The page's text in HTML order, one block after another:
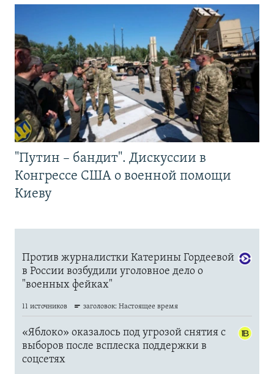
"Путин – бандит". Дискуссии в
Конгрессе США о военной помощи
Киеву